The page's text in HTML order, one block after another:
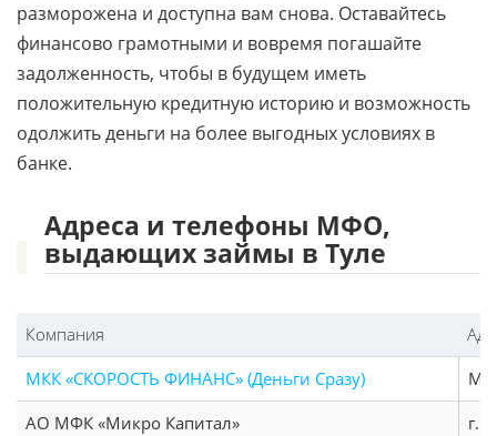
разморожена и доступна вам снова. Оставайтесь
финансово грамотными и вовремя погашайте
задолженность, чтобы в будущем иметь
положительную кредитную историю и возможность
одолжить деньги на более выгодных условиях в
банке.
Адреса и телефоны МФО,
выдающих займы в Туле
Компания
МКК «СКОРОСТЬ ФИНАНС» (Деньги Сразу)
АО МФК «Микро Капитал»
г.